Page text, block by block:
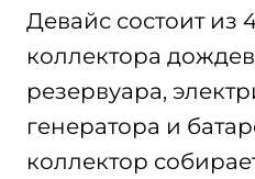
Девайс состоит из
коллектора
резервуара,
генератора и
коллектор